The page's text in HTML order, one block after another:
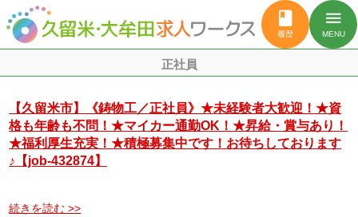
book
履歴
menu
MENU
正社員
【久留米市】《鋳物工／正社員》★未経験者大歓迎！★資
格も年齢も不問！★マイカー通勤OK！★昇給・賞与あり！
★福利厚生充実！★積極募集中です！お待ちしております
♪【job-432874】
続きを読む >>